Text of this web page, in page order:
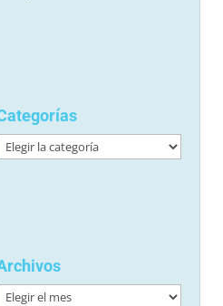
Categorías
Archivos